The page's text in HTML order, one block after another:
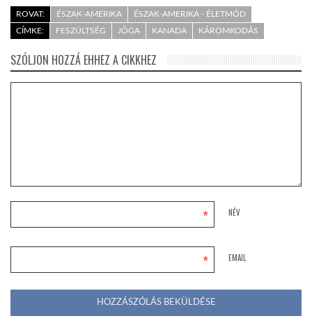
ROVAT: ÉSZAK-AMERIKA
ÉSZAK-AMERIKA - ÉLETMÓD
CÍMKE:
FESZÜLTSÉG JÓGA KANADA KÁROMKODÁS
SZÓLJON HOZZÁ EHHEZ A CIKKHEZ
NÉV
*
EMAIL
*